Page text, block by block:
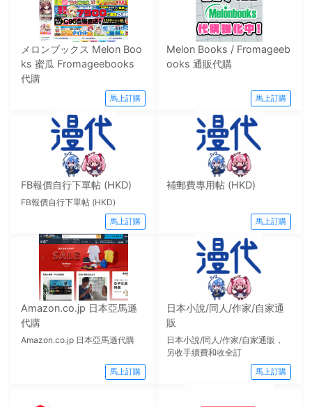
メロンブックス Melon Boo
ks 蜜瓜 Fromageebooks
代購
馬上訂購
Melon Books / Fromageeb
ooks 通販代購
馬上訂購
FB報價自行下單帖 (HKD)
FB報價自行下單帖 (HKD)
馬上訂購
補郵費專用帖 (HKD)
馬上訂購
Amazon.co.jp 日本亞馬遜
代購
Amazon.co.jp 日本亞馬遜代購
馬上訂購
日本小說/同人/作家/自家通
販
日本小說/同人/作家/自家通販，
另收手續費和收全訂
馬上訂購